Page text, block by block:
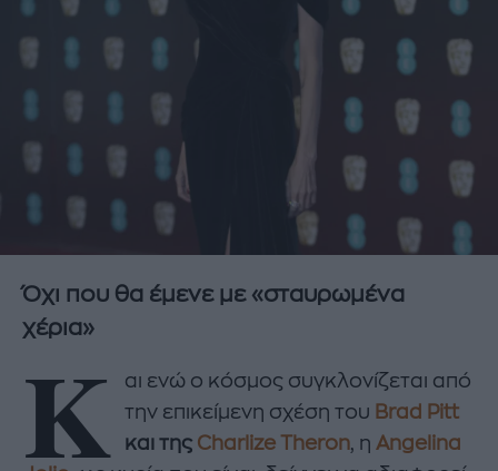
Όχι που θα έμενε με «σταυρωμένα
χέρια»
K
αι ενώ ο κόσμος συγκλονίζεται από
την επικείμενη σχέση του Brad Pitt
και της Charlize Theron , η Angelina